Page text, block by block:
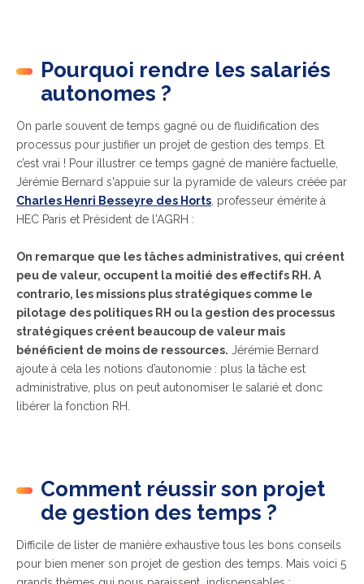
Pourquoi rendre les salariés
autonomes ?
On parle souvent de temps gagné ou de fluidification des
processus pour justifier un projet de gestion des temps. Et
c’est vrai ! Pour illustrer ce temps gagné de manière factuelle,
Jérémie Bernard s'appuie sur la pyramide de valeurs créée par
Charles Henri Besseyre des Horts , professeur émérite à
HEC Paris et Président de l'AGRH :
On remarque que les tâches administratives, qui créent
peu de valeur, occupent la moitié des effectifs RH. A
contrario, les missions plus stratégiques comme le
pilotage des politiques RH ou la gestion des processus
stratégiques créent beaucoup de valeur mais
bénéficient de moins de ressources. Jérémie Bernard
ajoute à cela les notions d’autonomie : plus la tâche est
administrative, plus on peut autonomiser le salarié et donc
libérer la fonction RH.
Comment réussir son projet
de gestion des temps ?
Difficile de lister de manière exhaustive tous les bons conseils
pour bien mener son projet de gestion des temps. Mais voici 5